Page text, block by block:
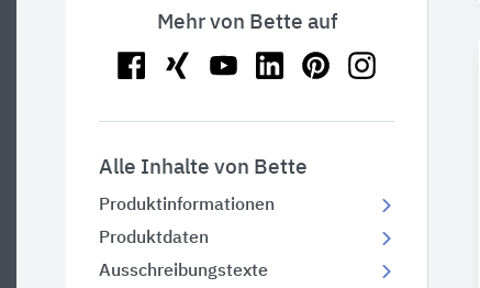
Mehr von Bette auf
Alle Inhalte von Bette
Produktinformationen
Produktdaten
Ausschreibungstexte